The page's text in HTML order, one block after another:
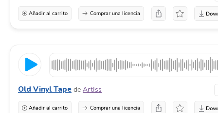
Añadir al carrito Comprar una licencia
Old Vinyl Tape de ArtIss
Añadir al carrito Comprar una licencia